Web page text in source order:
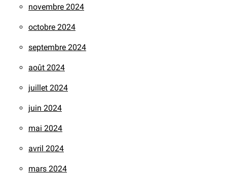
novembre 2024
octobre 2024
septembre 2024
août 2024
juillet 2024
juin 2024
mai 2024
avril 2024
mars 2024